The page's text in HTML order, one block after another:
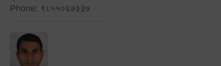
Phone: ९८५५०६७३३७